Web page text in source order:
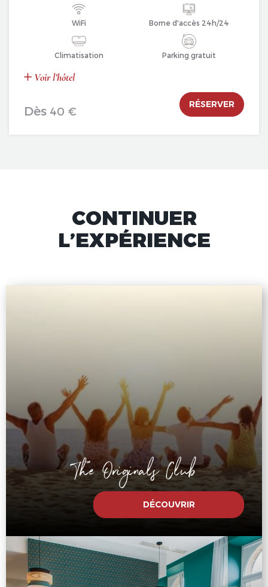
WiFi Borne d'accès 24h/24
Climatisation Parking gratuit
Voir l’hôtel
Dès 40 €
RÉSERVER
CONTINUER
L’EXPÉRIENCE
The Originals Club
DÉCOUVRIR